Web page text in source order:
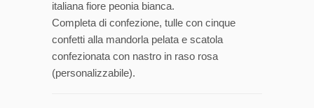
italiana fiore peonia bianca.
Completa di confezione, tulle con cinque
confetti alla mandorla pelata e scatola
confezionata con nastro in raso rosa
(personalizzabile).